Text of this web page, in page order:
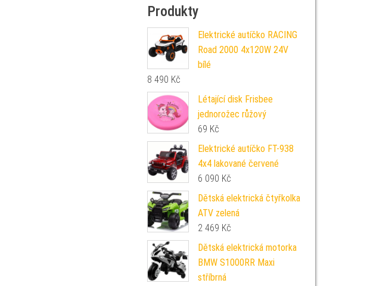
Produkty
Elektrické autíčko RACING
Road 2000 4x120W 24V
bílé
8 490 Kč
Létající disk Frisbee
jednorožec růžový
69 Kč
Elektrické autíčko FT-938
4x4 lakované červené
6 090 Kč
Dětská elektrická čtyřkolka
ATV zelená
2 469 Kč
Dětská elektrická motorka
BMW S1000RR Maxi
stříbrná